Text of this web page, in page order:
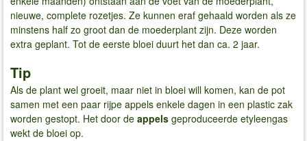
nieuwe, complete rozetjes. Ze kunnen eraf gehaald worden als ze
minstens half zo groot dan de moederplant zijn. Deze worden
extra geplant. Tot de eerste bloei duurt het dan ca. 2 jaar.
Tip
Als de plant wel groeit, maar niet in bloei will komen, kan de pot
samen met een paar rijpe appels enkele dagen in een plastic zak
worden gestopt. Het door de appels geproduceerde etyleengas
wekt de bloei op.